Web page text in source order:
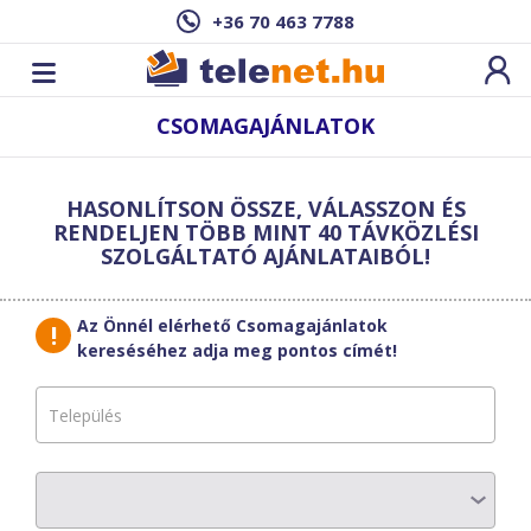
+36 70 463 7788
CSOMAGAJÁNLATOK
indítása
Találatok erre a címre:
,
Új cím
megadása
Finomítsa a találatokat:
Válasszon a csomagba minimum 2 szolgáltatást
Start+ Net csomag +
Alap telefon csomag
Havi díj
1-6.hó: 3315 Ft/hó
Letöltési sebesség 100Mbit/s
HASONLÍTSON ÖSSZE, VÁLASSZON ÉS
RENDELJEN TÖBB MINT 40 TÁVKÖZLÉSI
SZOLGÁLTATÓ AJÁNLATAIBÓL!
Az Önnél elérhető Csomagajánlatok
kereséséhez adja meg pontos címét!